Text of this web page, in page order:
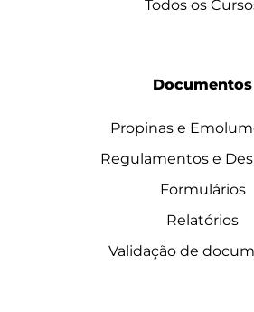
Todos os
Documentos
Propinas e
Regulamentos e
Formulários
Relatórios
Validação de